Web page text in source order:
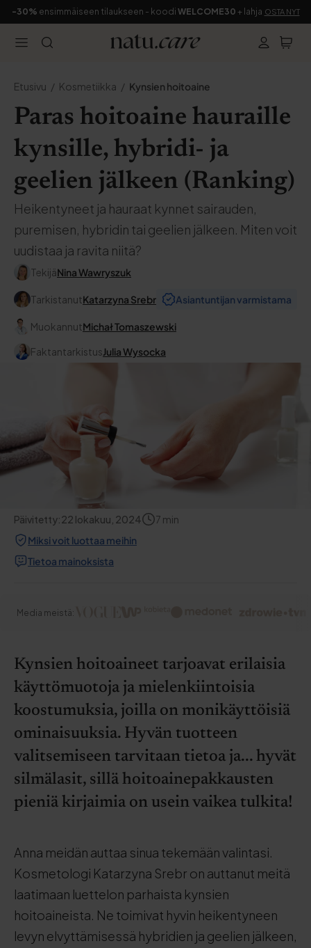
-30% ensimmäiseen tilaukseen - koodi WELCOME30 + lahja OSTA NYT
Etusivu Kosmetiikka Kynsien hoitoaine
Paras hoitoaine hauraille
kynsille, hybridi- ja
geelien jälkeen (Ranking)
Heikentyneet ja hauraat kynnet sairauden,
puremisen, hybridin tai geelien jälkeen. Miten voit
uudistaa ja ravita niitä?
TekijäNina Wawryszuk
TarkistanutKatarzyna Srebr Asiantuntijan varmistama
MuokannutMichał Tomaszewski
FaktantarkistusJulia Wysocka
Päivitetty:22 lokakuu, 2024 7 min
Miksi voit luottaa meihin
Tietoa mainoksista
Media meistä:
Kynsien hoitoaineet tarjoavat erilaisia
käyttömuotoja ja mielenkiintoisia
koostumuksia, joilla on monikäyttöisiä
ominaisuuksia. Hyvän tuotteen
valitsemiseen tarvitaan tietoa ja... hyvät
silmälasit, sillä hoitoainepakkausten
pieniä kirjaimia on usein vaikea tulkita!
Anna meidän auttaa sinua tekemään valintasi.
Kosmetologi Katarzyna Srebr on auttanut meitä
laatimaan luettelon parhaista kynsien
hoitoaineista. Ne toimivat hyvin heikentyneen
levyn elvyttämisessä hybridien ja geelien jälkeen,